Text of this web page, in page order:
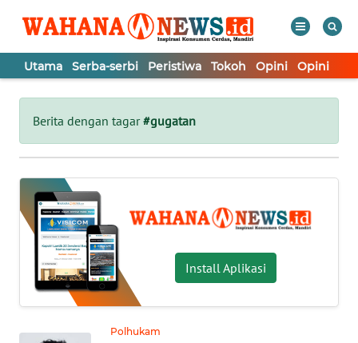
Utama Serba-serbi Peristiwa Tokoh Opini Opini
Berita dengan tagar#gugatan
Install Aplikasi
Polhukam
Tutup
UTAMA
SERBA-
SERBI
PERISTIWA
TOKOH